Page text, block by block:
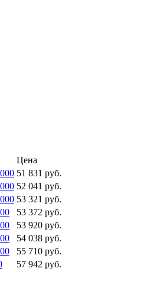
Цена
51 831 руб.
52 041 руб.
53 321 руб.
53 372 руб.
53 920 руб.
54 038 руб.
55 710 руб.
57 942 руб.